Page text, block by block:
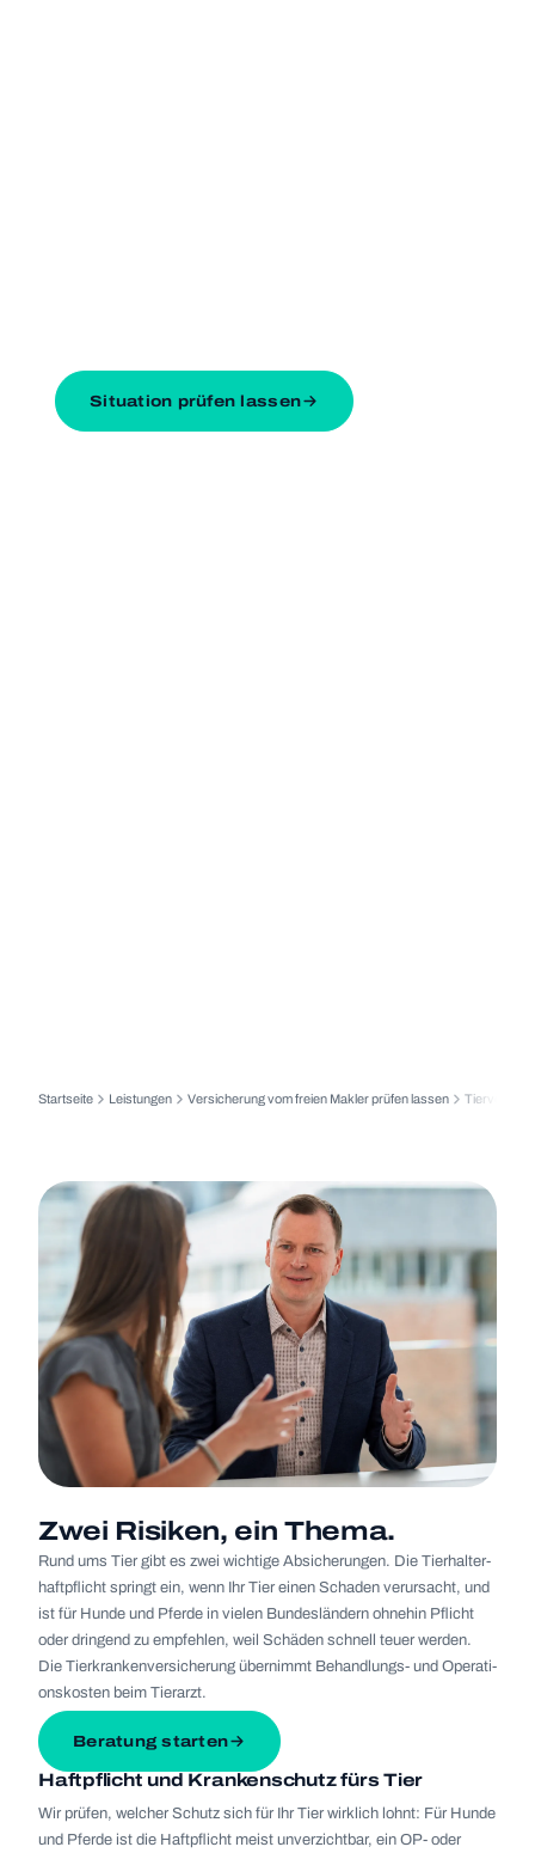
Situation prüfen lassen
Startseite Leistungen Versicherung vom freien Makler prüfen lassen
Zwei Risi­ken, ein Thema.
Rund ums Tier gibt es zwei wich­tige Absi­che­run­gen. Die Tier­hal­ter­
haft­pflicht springt ein, wenn Ihr Tier einen Scha­den ver­ur­sacht, und
ist für Hunde und Pferde in vie­len Bun­des­län­dern ohne­hin Pflicht
oder drin­gend zu emp­feh­len, weil Schä­den schnell teuer wer­den.
Die Tier­kran­ken­ver­si­che­rung über­nimmt Behand­lungs- und Ope­ra­ti­
ons­kos­ten beim Tier­arzt.
Beratung starten
Haft­pflicht und Kran­ken­schutz fürs Tier
Wir prü­fen, wel­cher Schutz sich für Ihr Tier wirk­lich lohnt: Für Hunde
und Pferde ist die Haft­pflicht meist unver­zicht­bar, ein OP- oder